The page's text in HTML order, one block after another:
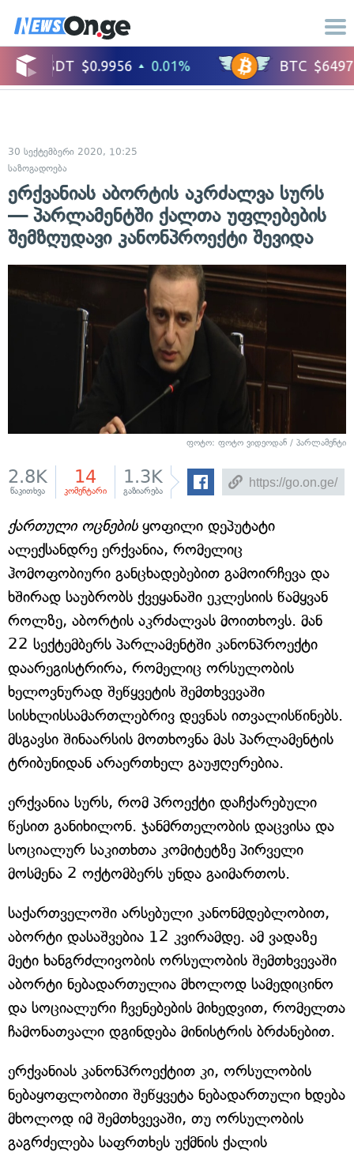
30 სექტემბერი 2020, 10:25
საზოგადოება
ერქვანიას აბორტის აკრძალვა სურს
— პარლამენტში ქალთა უფლებების
შემზღუდავი კანონპროექტი შევიდა
ფოტო: ფოტო ვიდეოდან / პარლამენტი
2.8K
წაკითხვა
14
კომენტარი
1.3K
გაზიარება
ქართული ოცნების ყოფილი დეპუტატი
ალექსანდრე ერქვანია, რომელიც
ჰომოფობიური განცხადებებით გამოირჩევა და
ხშირად საუბრობს ქვეყანაში ეკლესიის წამყვან
როლზე, აბორტის აკრძალვას მოითხოვს. მან
22 სექტემბერს პარლამენტში კანონპროექტი
დაარეგისტრირა, რომელიც ორსულობის
ხელოვნურად შეწყვეტის შემთხვევაში
სისხლისსამართლებრივ დევნას ითვალისწინებს.
მსგავსი შინაარსის მოთხოვნა მას პარლამენტის
ტრიბუნიდან არაერთხელ გაუჟღერებია.
ერქვანია სურს, რომ პროექტი დაჩქარებული
წესით განიხილონ. ჯანმრთელობის დაცვისა და
სოციალურ საკითხთა კომიტეტზე პირველი
მოსმენა 2 ოქტომბერს უნდა გაიმართოს.
საქართველოში არსებული კანონმდებლობით,
აბორტი დასაშვებია 12 კვირამდე. ამ ვადაზე
მეტი ხანგრძლივობის ორსულობის შემთხვევაში
აბორტი ნებადართულია მხოლოდ სამედიცინო
და სოციალური ჩვენებების მიხედვით, რომელთა
ჩამონათვალი დგინდება მინისტრის ბრძანებით.
ერქვანიას კანონპროექტით კი, ორსულობის
ნებაყოფლობითი შეწყვეტა ნებადართული ხდება
მხოლოდ იმ შემთხვევაში, თუ ორსულობის
გაგრძელება საფრთხეს უქმნის ქალის